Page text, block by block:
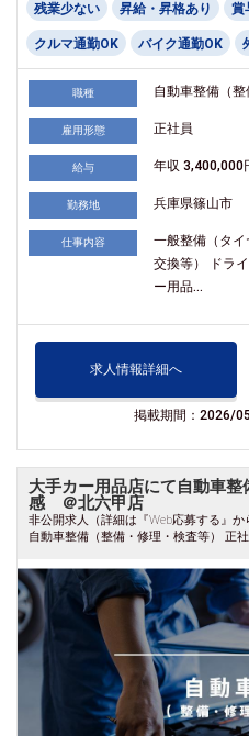
残業少ない 昇給・昇格あり 賞
クルマ通勤OK バイク通勤OK
職種 自動車整備（整
雇用形態 正社員
給与 年収 3,400,000
勤務地 兵庫県篠山市
仕事内容
一般整備（タ
交換等） ドラ
ー用品...
求人情報詳細へ
掲載期間：2026/
大手カー用品店にて自動車
感 ＠北六甲店
非公開求人（詳細は『Web応募する』
自動車整備（整備・修理・検査等） 正